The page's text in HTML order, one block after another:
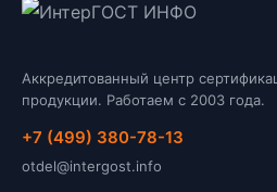
Аккредитованный центр
продукции. Работаем с 2003 года.
+7 (499) 380-78-13
otdel@intergost.info